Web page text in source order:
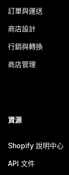
訂單與運送
商店設計
行銷與轉換
商店管理
資源
Shopify 說明中心
API 文件